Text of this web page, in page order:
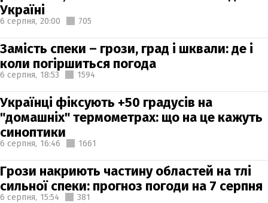
Україні
6 серпня, 20:00 705
Замість спеки – грози, град і шквали: де і
коли погіршиться погода
6 серпня, 18:53 1594
Українці фіксують +50 градусів на
"домашніх" термометрах: що на це кажуть
синоптики
6 серпня, 16:46 1661
Грози накриють частину областей на тлі
сильної спеки: прогноз погоди на 7 серпня
6 серпня, 15:54 381